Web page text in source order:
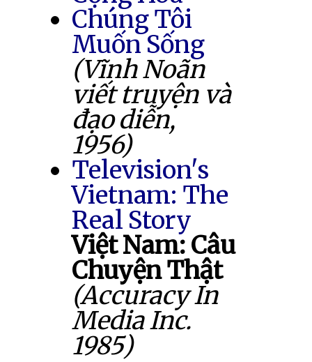
Chúng Tôi
Muốn Sống
(Vĩnh Noãn
viết truyện và
đạo diễn,
1956)
Television's
Vietnam: The
Real Story
Việt Nam: Câu
Chuyện Thật
(Accuracy In
Media Inc.
1985)